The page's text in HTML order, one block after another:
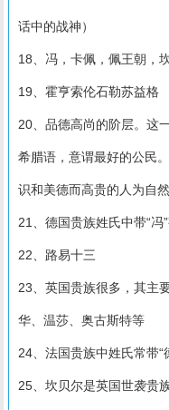
话中的战神）
18、冯，卡佩，佩王朝，
19、霍亨索伦石勒苏益格
20、品德高尚的阶层。这
希腊语，意谓最好的公民
识和美德而高贵的人为自然
21、德国贵族姓氏中带“冯
22、路易十三
23、英国贵族很多，其主
华、温莎、奥古斯特等
24、法国贵族中姓氏常带“
25、坎贝尔是英国世袭贵